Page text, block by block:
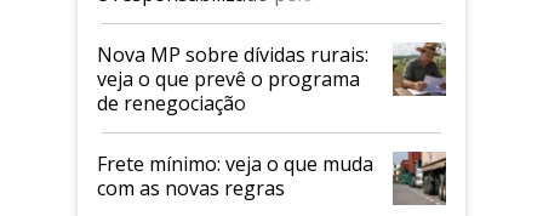
tarifaço dos EUA
Nova MP sobre dívidas rurais:
veja o que prevê o programa
de renegociação
Frete mínimo: veja o que muda
com as novas regras